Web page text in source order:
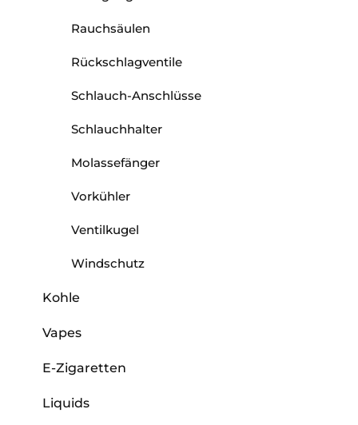
Rauchsäulen
Rückschlagventile
Schlauch-Anschlüsse
Schlauchhalter
Molassefänger
Vorkühler
Ventilkugel
Windschutz
Kohle
Vapes
E-Zigaretten
Liquids